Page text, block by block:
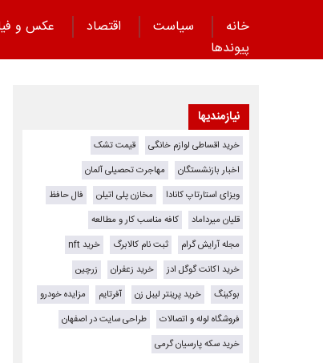
خانه سیاست اقتصاد عکس و
پیوند‌ها
نیازمندیها
خرید اقساطی لوازم خانگی
قیمت تشک
اخبار بازنشستگان
مهاجرت تحصیلی آلمان
ویزای استارتاپ کانادا
مخازن پلی اتیلن
فال حافظ
قلیان میرداماد
کافه مناسب کار و مطالعه
مجله آرایش گرام
ثبت نام کالابرگ
خرید nft
خرید اکانت گوگل ادز
خرید زعفران
زرچین
بوکینگ
خرید پرینتر لیبل زن آفرتایم
مزایده خودرو
فروشگاه لوله و اتصالات
طراحی سایت در اصفهان
خرید سکه پارسیان گرمی